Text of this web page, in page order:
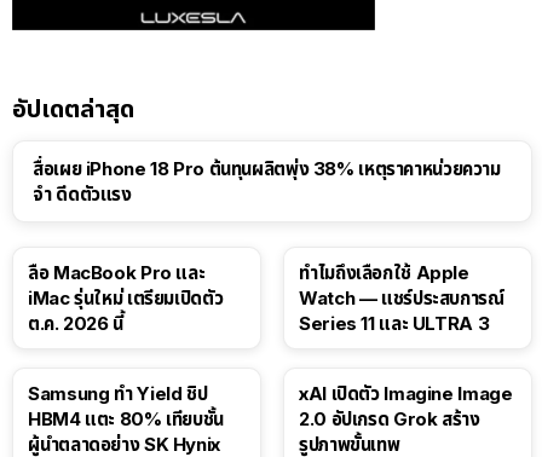
อัปเดตล่าสุด
สื่อเผย iPhone 18 Pro ต้นทุนผลิตพุ่ง 38% เหตุราคาหน่วยความ
จำ ดีดตัวแรง
ลือ MacBook Pro และ
iMac รุ่นใหม่ เตรียมเปิดตัว
ต.ค. 2026 นี้
ทำไมถึงเลือกใช้ Apple
Watch — แชร์ประสบการณ์
Series 11 และ ULTRA 3
Samsung ทำ Yield ชิป
HBM4 แตะ 80% เทียบชั้น
ผู้นำตลาดอย่าง SK Hynix
xAI เปิดตัว Imagine Image
2.0 อัปเกรด Grok สร้าง
รูปภาพขั้นเทพ